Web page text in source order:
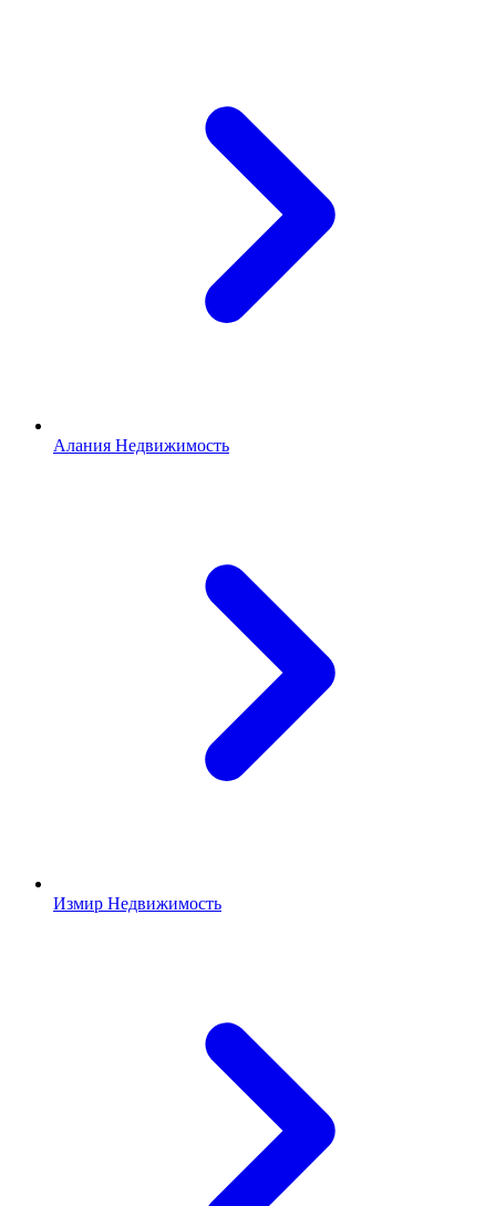
Алания Недвижимость
Измир Недвижимость